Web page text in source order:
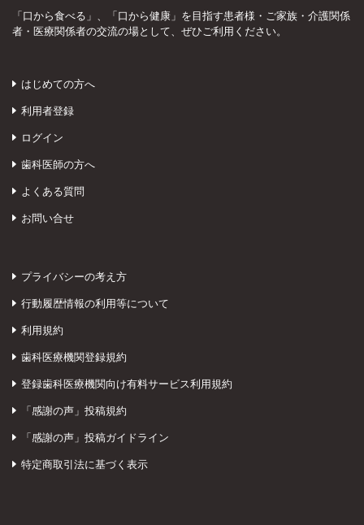
「口から食べる」、「口から健康」を目指す患者様・ご家族・介護関係
者・医療関係者の交流の場として、ぜひご利用ください。
はじめての方へ
利用者登録
ログイン
歯科医師の方へ
よくある質問
お問い合せ
プライバシーの考え方
行動履歴情報の利用等について
利用規約
歯科医療機関登録規約
登録歯科医療機関向け有料サービス利用規約
「感謝の声」投稿規約
「感謝の声」投稿ガイドライン
特定商取引法に基づく表示